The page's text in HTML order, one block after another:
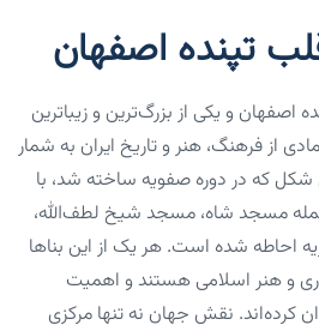
تپنده اصفهان
و یکی از بزرگ‌ترین و زیباترین
از فرهنگ، هنر و تاریخ ایران به شمار
که در دوره صفویه ساخته شد، با
جمله مسجد شاه، مسجد شیخ لطف‌الله،
احاطه شده است. هر یک از این بناها
و هنر اسلامی هستند و اهمیت
کرده‌اند. نقش جهان نه تنها مرکزی